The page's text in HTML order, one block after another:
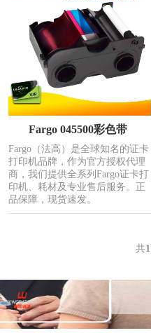
Fargo 045500彩色带
Fargo（法高）是全球知名的证卡
打印机品牌，作为官方授权代理
商，我们提供全系列Fargo证卡打
印机、耗材及专业售后服务。正
品保障，现货速发。
共1